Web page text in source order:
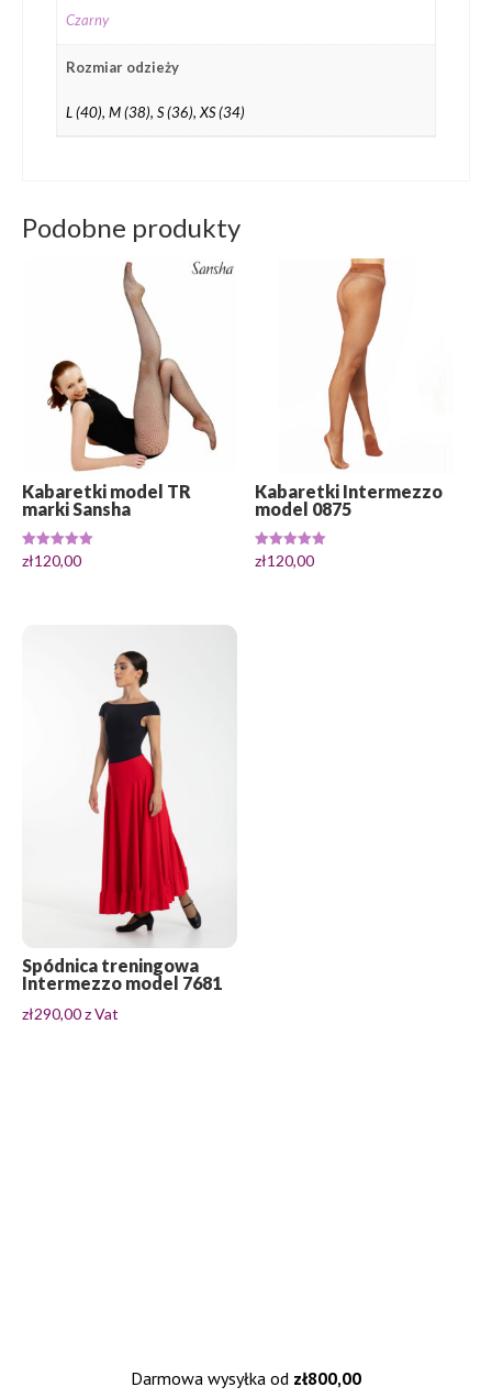
Czarny
Rozmiar odzieży
L (40), M (38), S (36), XS (34)
Podobne produkty
Kabaretki model TR
marki Sansha
Oceniono
5.00
zł120,00
Kabaretki Intermezzo
model 0875
Oceniono
5.00
zł120,00
Spódnica treningowa
Intermezzo model 7681
zł290,00z Vat
Darmowa wysyłka od zł800,00